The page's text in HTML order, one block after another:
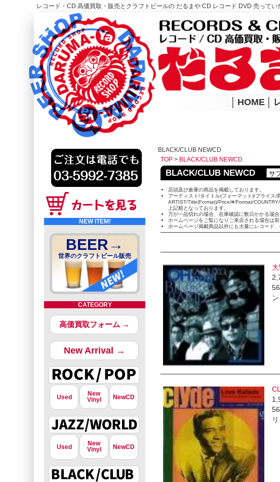
レコード・CD 高価買取・販売とクラフトビールの だるまや CD レコード DVD 売って
レコード高価買取はこちら
HOME
HOME
NEW ITEM!
BEER→
世界のクラフトビール販売
CATEGORY
高価買取フォーム →
New Arrival →
Used
New
Vinyl
NewCD
Used
New
Vinyl
NewCD
BLACK/CLUB NEWCD
TOP > BLACK/CLUB NEWCD
BLACK/CLUB NEWCD
店頭及び倉庫の商品を掲載しております。
アーティスト/タイトル(フォーマット)/プライス
ARTIST/Title(Format)/Price/#/Format/
上記順となっております。
万が一品切れの場合、在庫確認に数日かかる場
ホームページをご覧になりご来店される場合は
ホームページ掲載商品以外にも大量にレコード